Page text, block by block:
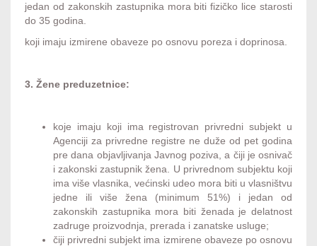
jedan od zakonskih zastupnika mora biti fizičko lice starosti
do 35 godina.
koji imaju izmirene obaveze po osnovu poreza i doprinosa.
3. Žene preduzetnice:
koje imaju koji ima registrovan privredni subjekt u
Agenciji za privredne registre ne duže od pet godina
pre dana objavljivanja Javnog poziva, a čiji je osnivač
i zakonski zastupnik žena. U privrednom subjektu koji
ima više vlasnika, većinski udeo mora biti u vlasništvu
jedne ili više žena (minimum 51%) i jedan od
zakonskih zastupnika mora biti ženada je delatnost
zadruge proizvodnja, prerada i zanatske usluge;
čiji privredni subjekt ima izmirene obaveze po osnovu